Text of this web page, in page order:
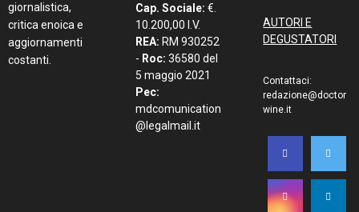
giornalistica,
critica enoica e
aggiornamenti
costanti.
Cap. Sociale: €.
10.200,00 I.V.
REA: RM 930252
- Roc: 36580 del
5 maggio 2021
Pec:
mdcomunication
@legalmail.it
AUTORI E
DEGUSTATORI
Contattaci:
redazione@doctor
wine.it